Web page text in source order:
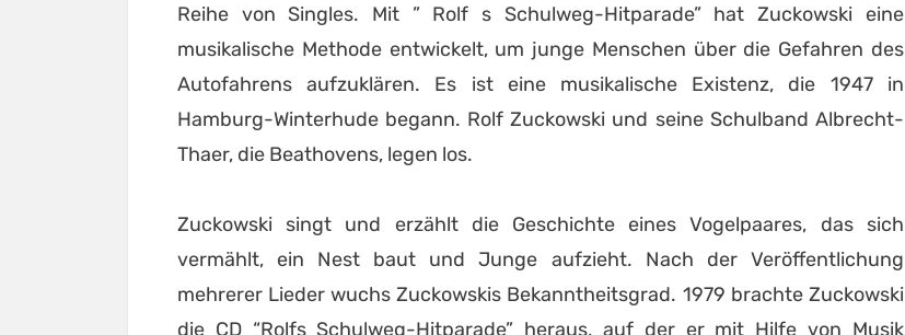
Reihe von Singles. Mit ” Rolf s Schulweg-Hitparade” hat Zuckowski eine
musikalische Methode entwickelt, um junge Menschen über die Gefahren des
Autofahrens aufzuklären. Es ist eine musikalische Existenz, die 1947 in
Hamburg-Winterhude begann. Rolf Zuckowski und seine Schulband Albrecht-
Thaer, die Beathovens, legen los.
Zuckowski singt und erzählt die Geschichte eines Vogelpaares, das sich
vermählt, ein Nest baut und Junge aufzieht. Nach der Veröffentlichung
mehrerer Lieder wuchs Zuckowskis Bekanntheitsgrad. 1979 brachte Zuckowski
die CD “Rolfs Schulweg-Hitparade” heraus, auf der er mit Hilfe von Musik